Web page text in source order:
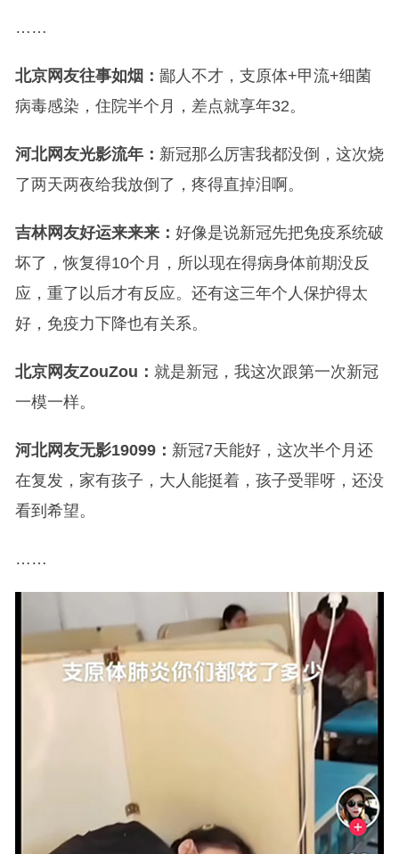
……
北京网友往事如烟： 鄙人不才，支原体+甲流+细菌
病毒感染，住院半个月，差点就享年32。
河北网友光影流年： 新冠那么厉害我都没倒，这次烧
了两天两夜给我放倒了，疼得直掉泪啊。
吉林网友好运来来来： 好像是说新冠先把免疫系统破
坏了，恢复得10个月，所以现在得病身体前期没反
应，重了以后才有反应。还有这三年个人保护得太
好，免疫力下降也有关系。
北京网友ZouZou： 就是新冠，我这次跟第一次新冠
一模一样。
河北网友无影19099： 新冠7天能好，这次半个月还
在复发，家有孩子，大人能挺着，孩子受罪呀，还没
看到希望。
……